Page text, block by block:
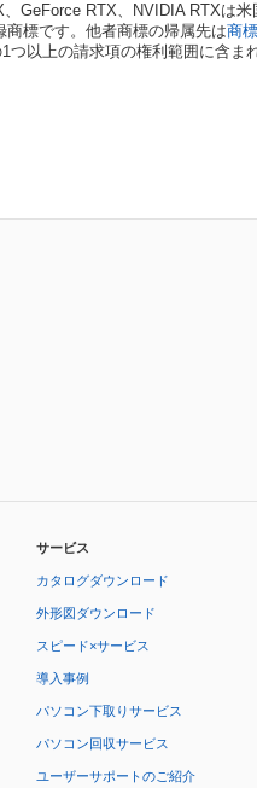
GeForce RTX、NVIDIA RTXは米
標です。他者商標の帰属先は商
以上の請求項の権利範囲に含
サービス
カタログダウンロード
外形図ダウンロード
スピード×サービス
導入事例
パソコン下取りサービス
パソコン回収サービス
ユーザーサポートのご紹介